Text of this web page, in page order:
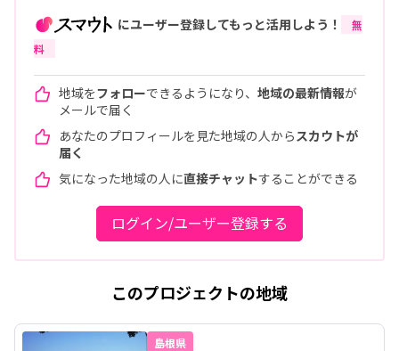
にユーザー登録してもっと活用しよう！
無
料
地域をフォローできるようになり、 地域の最新情報が
メールで届く
あなたのプロフィールを見た地域の人から スカウトが
届く
気になった地域の人に直接チャットすることができる
ログイン/ユーザー登録する
このプロジェクトの地域
島根県